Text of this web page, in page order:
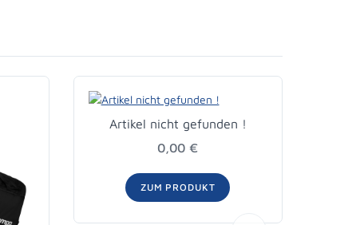
Artikel nicht gefunden !
0,00 €
ZUM PRODUKT